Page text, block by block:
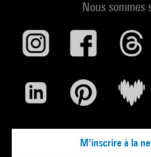
Nous sommes
M'inscrire à la